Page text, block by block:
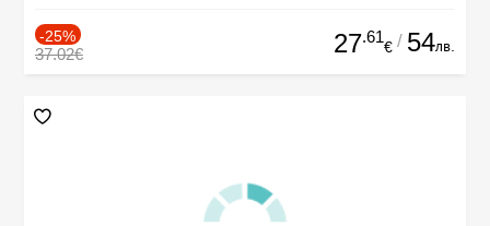
-25%
37.02€ 27.61
€ / 54лв.